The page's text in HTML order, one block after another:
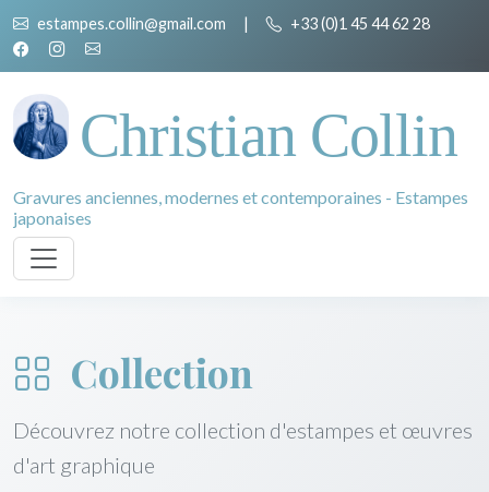
estampes.collin@gmail.com | +33 (0)1 45 44 62 28
Christian Collin
Gravures anciennes, modernes et contemporaines - Estampes
japonaises
Collection
Découvrez notre collection d'estampes et œuvres
d'art graphique